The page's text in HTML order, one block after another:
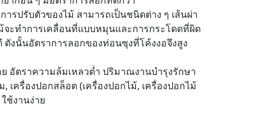
ารปรับตัวของไม้ สามารถเป็นชนิดต่าง ๆ เส้นผ่า
จะทำการเคลื่อนที่แบบหมุนและการกระโดดที่ผิด
งนั้นอัตราการลอกของท่อนซุงที่โค้งงอจึงสูง
อัตราความล้มเหลวต่ำ ปริมาณงานบำรุงรักษา
เครื่องปอกสล็อต (เครื่องปอกไม้, เครื่องปอกไม้
ช้งานง่าย